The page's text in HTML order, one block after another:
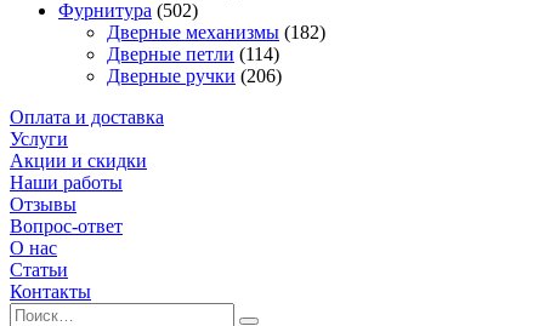
Фурнитура (502)
Дверные механизмы (182)
Дверные петли (114)
Дверные ручки (206)
Оплата и доставка
Услуги
Акции и скидки
Наши работы
Отзывы
Вопрос-ответ
О нас
Статьи
Контакты